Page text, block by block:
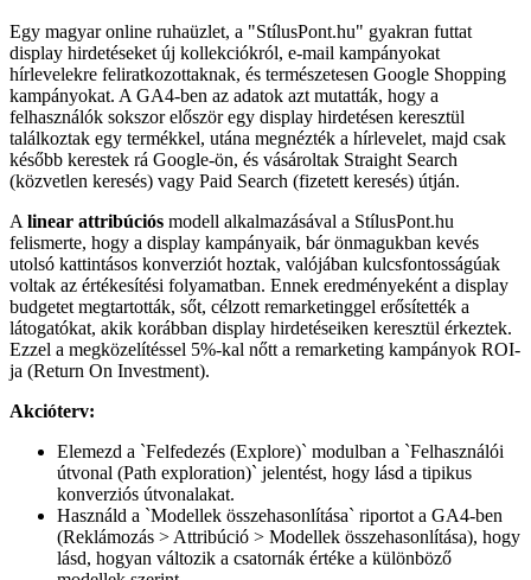
Egy magyar online ruhaüzlet, a "StílusPont.hu" gyakran futtat
display hirdetéseket új kollekciókról, e-mail kampányokat
hírlevelekre feliratkozottaknak, és természetesen Google Shopping
kampányokat. A GA4-ben az adatok azt mutatták, hogy a
felhasználók sokszor először egy display hirdetésen keresztül
találkoztak egy termékkel, utána megnézték a hírlevelet, majd csak
később kerestek rá Google-ön, és vásároltak Straight Search
(közvetlen keresés) vagy Paid Search (fizetett keresés) útján.
Alinear attribúciós modell alkalmazásával a StílusPont.hu
felismerte, hogy a display kampányaik, bár önmagukban kevés
utolsó kattintásos konverziót hoztak, valójában kulcsfontosságúak
voltak az értékesítési folyamatban. Ennek eredményeként a display
budgetet megtartották, sőt, célzott remarketinggel erősítették a
látogatókat, akik korábban display hirdetéseiken keresztül érkeztek.
Ezzel a megközelítéssel 5%-kal nőtt a remarketing kampányok ROI-
ja (Return On Investment).
Akcióterv:
Elemezd a `Felfedezés (Explore)` modulban a `Felhasználói
útvonal (Path exploration)` jelentést, hogy lásd a tipikus
konverziós útvonalakat.
Használd a `Modellek összehasonlítása` riportot a GA4-ben
(Reklámozás > Attribúció > Modellek összehasonlítása), hogy
lásd, hogyan változik a csatornák értéke a különböző